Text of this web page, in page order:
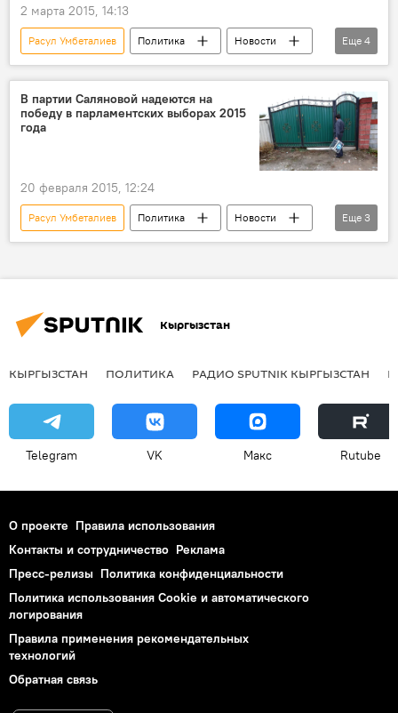
2 марта 2015, 14:13
Расул Умбеталиев Политика
Новости
Кыргызстан
Алмазбек Атамбаев
Аида Салянова
Еще 4
В партии Саляновой надеются на
победу в парламентских выборах 2015
года
20 февраля 2015, 12:24
Расул Умбеталиев Политика
Новости
Кыргызстан
Аида Салянова
Еще 3
Кыргызстан
КЫРГЫЗСТАН ПОЛИТИКА РАДИО SPUTNIK КЫРГЫЗСТАН
Telegram VK Макс Rutube
О проекте Правила использования
Контакты и сотрудничество Реклама
Пресс-релизы Политика конфиденциальности
Политика использования Cookie и автоматического
логирования
Правила применения рекомендательных
технологий
Обратная связь